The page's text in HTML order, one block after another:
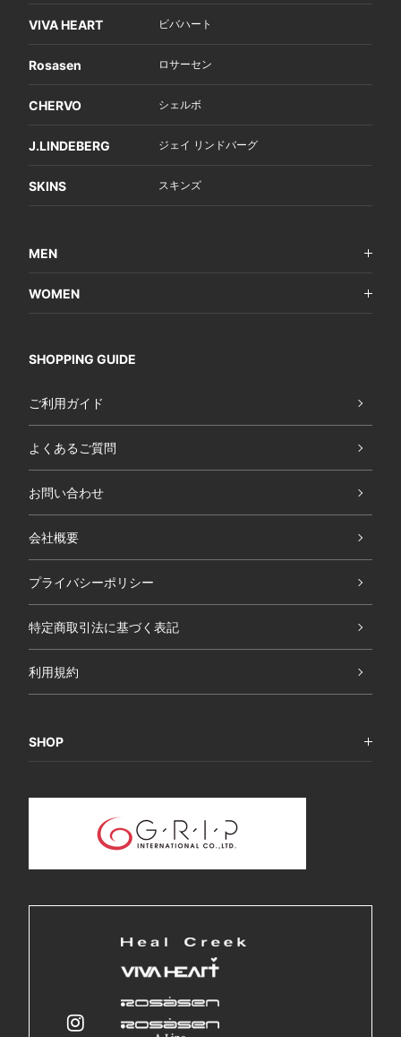
VIVA HEART ビバハート
Rosasen ロサーセン
CHERVO シェルボ
J.LINDEBERG ジェイ リンドバーグ
SKINS スキンズ
MEN
WOMEN
SHOPPING GUIDE
ご利用ガイド
よくあるご質問
お問い合わせ
会社概要
プライバシーポリシー
特定商取引法に基づく表記
利用規約
SHOP